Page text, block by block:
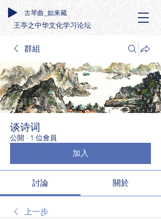
古琴曲_如来藏
王亭之中华文化学习论坛
群組
谈诗词
公開 · 1 位會員
加入
討論 關於
上一步